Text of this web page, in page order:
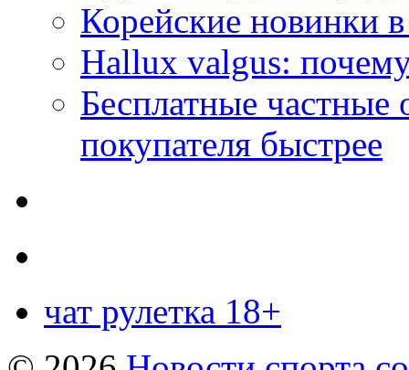
Корейские новинки
Hallux valgus: почему
Бесплатные частные
покупателя быстрее
чат рулетка 18+